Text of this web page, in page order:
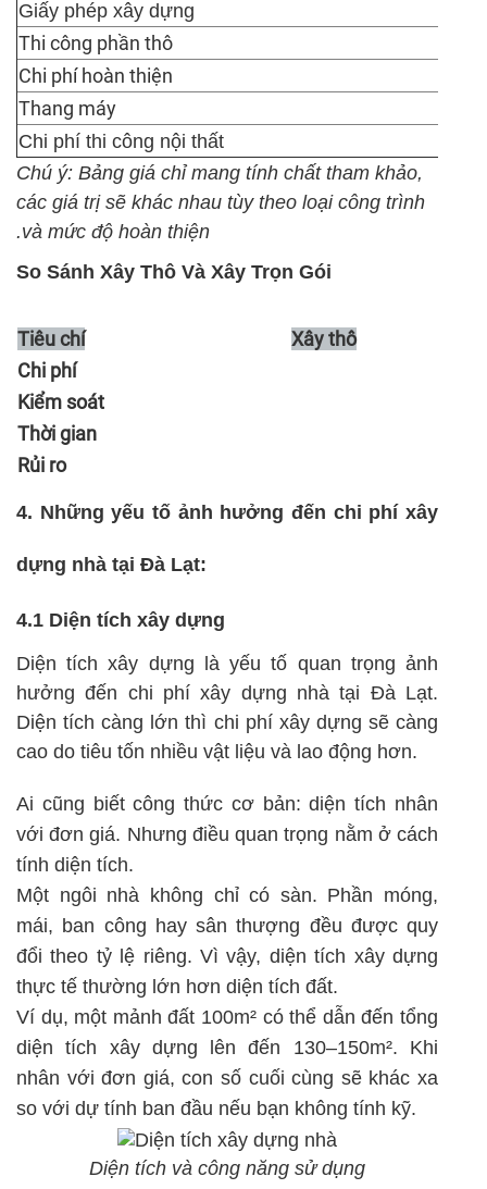
Giấy phép xây dựng
Thi công phần thô
Chi phí hoàn thiện
Thang máy
Chi phí thi công nội thất
Chú ý: Bảng giá chỉ mang tính chất tham khảo,
các giá trị sẽ khác nhau tùy theo loại công trình
và mức độ hoàn thiện.
So Sánh Xây Thô Và Xây Trọn Gói
Tiêu chí
Xây thô
Chi phí
Kiểm soát
Thời gian
Rủi ro
4. Những yếu tố ảnh hưởng đến chi phí xây
dựng nhà tại Đà Lạt:
4.1 Diện tích xây dựng
Diện tích xây dựng là yếu tố quan trọng ảnh
hưởng đến chi phí xây dựng nhà tại Đà Lạt.
Diện tích càng lớn thì chi phí xây dựng sẽ càng
cao do tiêu tốn nhiều vật liệu và lao động hơn.
Ai cũng biết công thức cơ bản: diện tích nhân
với đơn giá. Nhưng điều quan trọng nằm ở cách
tính diện tích.
Một ngôi nhà không chỉ có sàn. Phần móng,
mái, ban công hay sân thượng đều được quy
đổi theo tỷ lệ riêng. Vì vậy, diện tích xây dựng
thực tế thường lớn hơn diện tích đất.
Ví dụ, một mảnh đất 100m² có thể dẫn đến tổng
diện tích xây dựng lên đến 130–150m². Khi
nhân với đơn giá, con số cuối cùng sẽ khác xa
so với dự tính ban đầu nếu bạn không tính kỹ.
Diện tích và công năng sử dụng